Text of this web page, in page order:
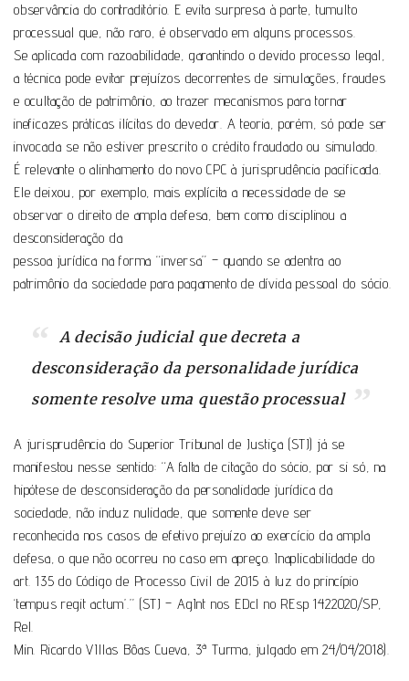
observância do contraditório. E evita surpresa à parte, tumulto
processual que, não raro, é observado em alguns processos.
Se aplicada com razoabilidade, garantindo o devido processo legal,
a técnica pode evitar prejuízos decorrentes de simulações, fraudes
e ocultação de patrimônio, ao trazer mecanismos para tornar
ineficazes práticas ilícitas do devedor. A teoria, porém, só pode ser
invocada se não estiver prescrito o crédito fraudado ou simulado.
É relevante o alinhamento do novo CPC à jurisprudência pacificada.
Ele deixou, por exemplo, mais explícita a necessidade de se
observar o direito de ampla defesa, bem como disciplinou a
desconsideração da
pessoa jurídica na forma “inversa” – quando se adentra ao
patrimônio da sociedade para pagamento de dívida pessoal do sócio.
A decisão judicial que decreta a
desconsideração da personalidade jurídica
somente resolve uma questão processual
A jurisprudência do Superior Tribunal de Justiça (STJ) já se
manifestou nesse sentido: “A falta de citação do sócio, por si só, na
hipótese de desconsideração da personalidade jurídica da
sociedade, não induz nulidade, que somente deve ser
reconhecida nos casos de efetivo prejuízo ao exercício da ampla
defesa, o que não ocorreu no caso em apreço. Inaplicabilidade do
art. 135 do Código de Processo Civil de 2015 à luz do princípio
‘tempus regit actum’.” (STJ – AgInt nos EDcl no REsp 1422020/SP,
Rel.
Min. Ricardo VIllas Bôas Cueva, 3ª Turma, julgado em 24/04/2018).